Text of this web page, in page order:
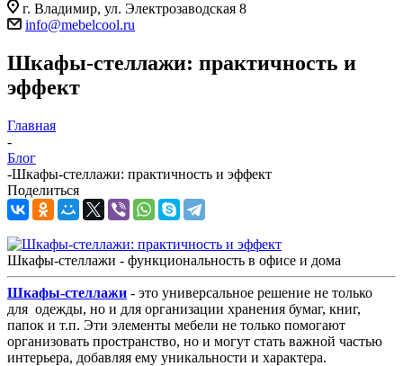
г. Владимир, ул. Электрозаводская 8
info@mebelcool.ru
Шкафы-стеллажи: практичность и
эффект
Главная
-
Блог
-Шкафы-стеллажи: практичность и эффект
Поделиться
Шкафы-стеллажи - функциональность в офисе и дома
Шкафы-стеллажи - это универсальное решение не только
для одежды, но и для организации хранения бумаг, книг,
папок и т.п. Эти элементы мебели не только помогают
организовать пространство, но и могут стать важной частью
интерьера, добавляя ему уникальности и характера.